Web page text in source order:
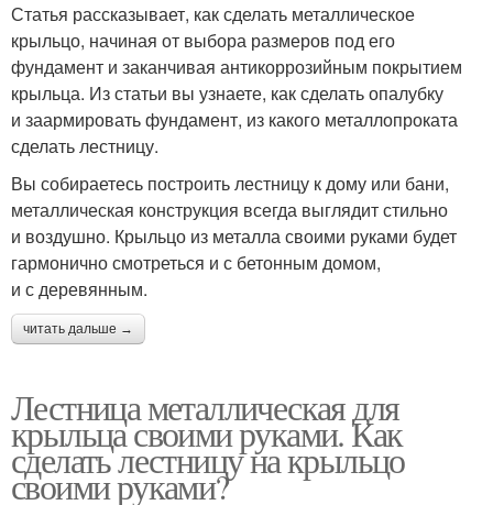
Статья рассказывает, как сделать металлическое
крыльцо, начиная от выбора размеров под его
фундамент и заканчивая антикоррозийным покрытием
крыльца. Из статьи вы узнаете, как сделать опалубку
и заармировать фундамент, из какого металлопроката
сделать лестницу.
Вы собираетесь построить лестницу к дому или бани,
металлическая конструкция всегда выглядит стильно
и воздушно. Крыльцо из металла своими руками будет
гармонично смотреться и с бетонным домом,
и с деревянным.
читать дальше →
Лестница металлическая для
крыльца своими руками. Как
сделать лестницу на крыльцо
своими руками?